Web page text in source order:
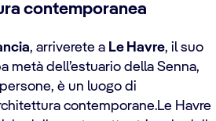
contemporanea
, arriverete a Le Havre, il suo
metà dell’estuario della Senna,
è un luogo di
contemporane.Le Havre